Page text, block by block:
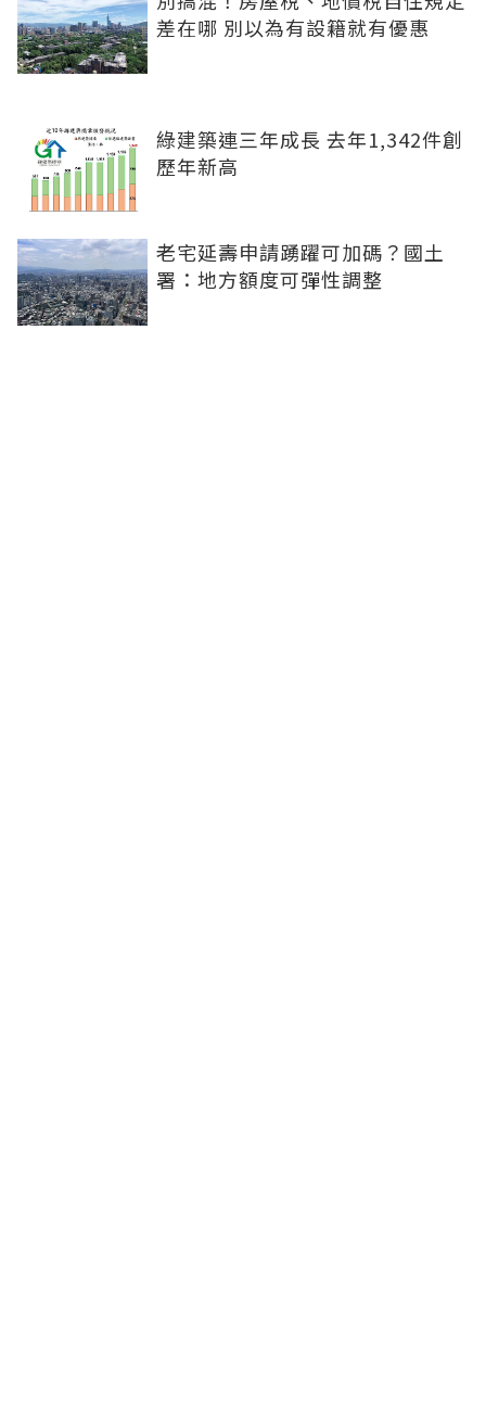
差在哪 別以為有設籍就有優惠
綠建築連三年成長 去年1,342件創
歷年新高
老宅延壽申請踴躍可加碼？國土
署：地方額度可彈性調整